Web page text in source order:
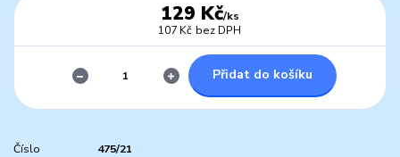
129 Kč/ks
107 Kč bez DPH
Přidat do košíku
Číslo
475/21